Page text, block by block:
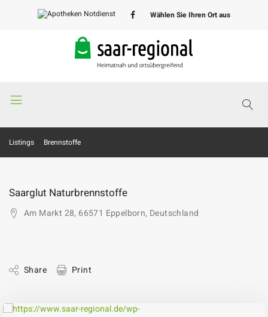
Apotheken
Wählen Sie Ihren Ort aus
Listings Brennstoffe
Saarglut Naturbrennstoffe
Am Markt 28, 66571 Eppelborn, Deutschland
Share Print